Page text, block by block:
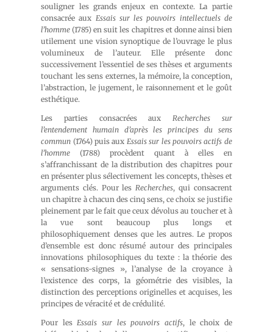
souligner les grands enjeux en contexte. La partie
consacrée aux Essais sur les pouvoirs intellectuels de
l’homme (1785) en suit les chapitres et donne ainsi bien
utilement une vision synoptique de l’ouvrage le plus
volumineux de l’auteur. Elle présente donc
successivement l’essentiel de ses thèses et arguments
touchant les sens externes, la mémoire, la conception,
l’abstraction, le jugement, le raisonnement et le goût
esthétique.
Les parties consacrées auxRecherches sur
l’entendement humain d’après les principes du sens
commun (1764) puis aux Essais sur les pouvoirs actifs de
l’homme (1788) procèdent quant à elles en
s’affranchissant de la distribution des chapitres pour
en présenter plus sélectivement les concepts, thèses et
arguments clés. Pour lesRecherches, qui consacrent
un chapitre à chacun des cinq sens, ce choix se justifie
pleinement par le fait que ceux dévolus au toucher et à
la vue sont beaucoup plus longs et
philosophiquement denses que les autres. Le propos
d’ensemble est donc résumé autour des principales
innovations philosophiques du texte : la théorie des
« sensations-signes », l’analyse de la croyance à
l’existence des corps, la géométrie des visibles, la
distinction des perceptions originelles et acquises, les
principes de véracité et de crédulité.
Pour lesEssais sur les pouvoirs actifs, le choix de